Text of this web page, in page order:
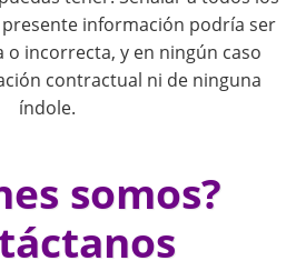
presente información podría ser
incorrecta, y en ningún caso
contractual ni de ninguna
índole.
somos?